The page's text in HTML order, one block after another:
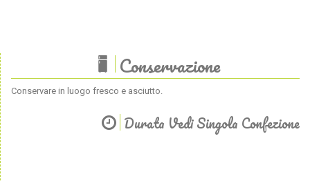
Conservazione
Conservare in luogo fresco e asciutto.
Durata Vedi Singola Confezione